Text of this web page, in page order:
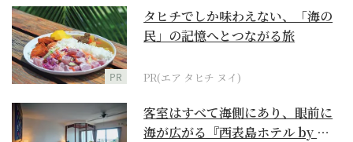
PR
タヒチでしか味わえない、「海の
民」の記憶へとつながる旅
PR(エア タヒチ ヌイ)
客室はすべて海側にあり、眼前に
海が広がる『西表島ホテル by 星